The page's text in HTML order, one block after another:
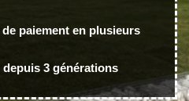
paiement en plusieurs
3 générations